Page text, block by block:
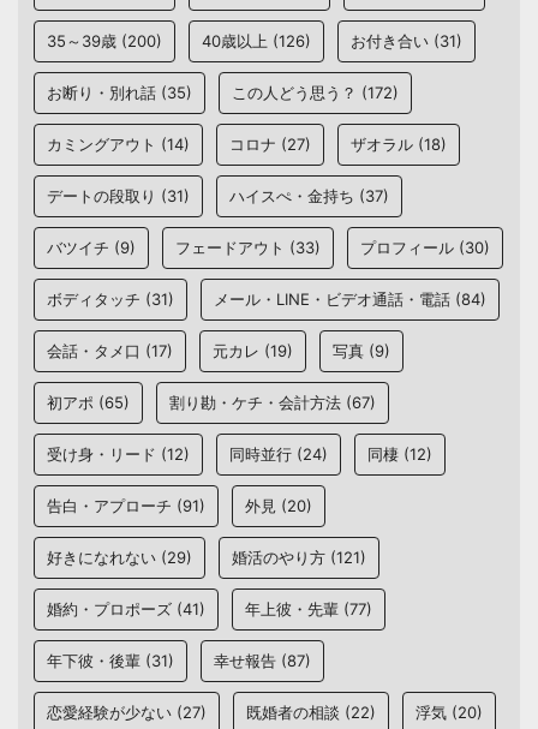
35～39歳 (200) 40歳以上 (126) お付き合い (31)
お断り・別れ話 (35) この人どう思う？ (172)
カミングアウト (14) コロナ (27) ザオラル (18)
デートの段取り (31) ハイスぺ・金持ち (37)
バツイチ (9) フェードアウト (33) プロフィール (30)
ボディタッチ (31) メール・LINE・ビデオ通話・電話 (84)
会話・タメ口 (17) 元カレ (19) 写真 (9)
初アポ (65) 割り勘・ケチ・会計方法 (67)
受け身・リード (12) 同時並行 (24) 同棲 (12)
告白・アプローチ (91) 外見 (20)
好きになれない (29) 婚活のやり方 (121)
婚約・プロポーズ (41) 年上彼・先輩 (77)
年下彼・後輩 (31) 幸せ報告 (87)
恋愛経験が少ない (27) 既婚者の相談 (22) 浮気 (20)